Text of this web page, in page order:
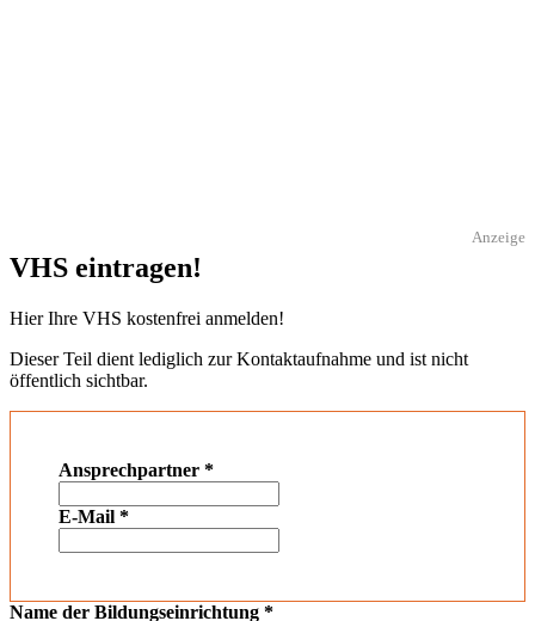
Anzeige
VHS eintragen!
Hier Ihre VHS kostenfrei anmelden!
Dieser Teil dient lediglich zur Kontaktaufnahme und ist nicht
öffentlich sichtbar.
Ansprechpartner *
E-Mail *
Name der Bildungseinrichtung *